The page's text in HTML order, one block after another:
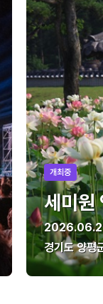
개최중
세미원
경기도 양평